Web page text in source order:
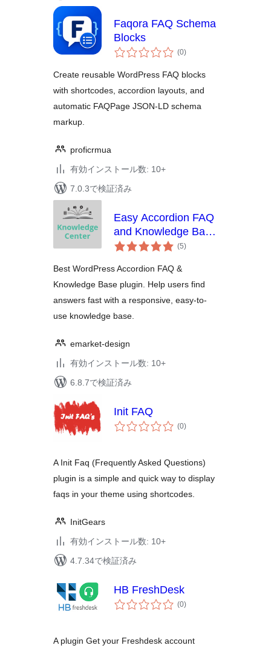
Faqora FAQ Schema
Blocks
(0個
の
価
)
Create reusable WordPress FAQ blocks
with shortcodes, accordion layouts, and
automatic FAQPage JSON-LD schema
markup.
proficrmua
有効インストール数: 10+
7.0.3で検証済み
Easy Accordion FAQ
and Knowledge Base
Software for (5個
の)
Best WordPress Accordion FAQ &
Knowledge Base plugin. Help users find
answers fast with a responsive, easy-to-
use knowledge base.
emarket-design
有効インストール数: 10+
6.8.7で検証済み
Init FAQ
(0個
の)
A Init Faq (Frequently Asked Questions)
plugin is a simple and quick way to display
faqs in your theme using shortcodes.
InitGears
有効インストール数: 10+
4.7.34で検証済み
HB FreshDesk
(0個
の)
A plugin Get your Freshdesk account